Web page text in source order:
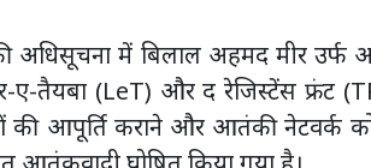
अधिसूचना में बिलाल अहमद मीर उर्फ
ए-तैयबा (LeT) और द रेजिस्टेंस फ्रंट
की आपूर्ति कराने और आतंकी नेटवर्क